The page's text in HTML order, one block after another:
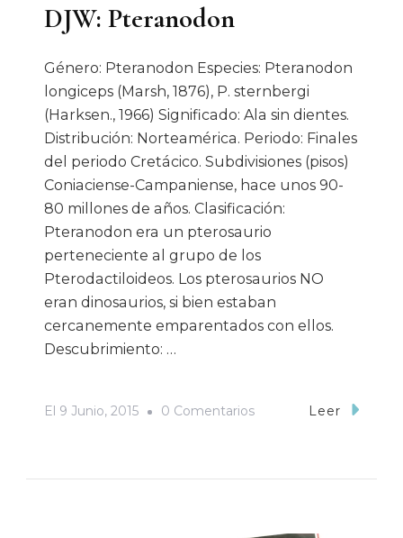
DJW: Pteranodon
Género: Pteranodon Especies: Pteranodon
longiceps (Marsh, 1876), P. sternbergi
(Harksen., 1966) Significado: Ala sin dientes.
Distribución: Norteamérica. Periodo: Finales
del periodo Cretácico. Subdivisiones (pisos)
Coniaciense-Campaniense, hace unos 90-
80 millones de años. Clasificación:
Pteranodon era un pterosaurio
perteneciente al grupo de los
Pterodactiloideos. Los pterosaurios NO
eran dinosaurios, si bien estaban
cercanemente emparentados con ellos.
Descubrimiento: …
El 9 Junio, 2015 0 ComentariosEn
Leer